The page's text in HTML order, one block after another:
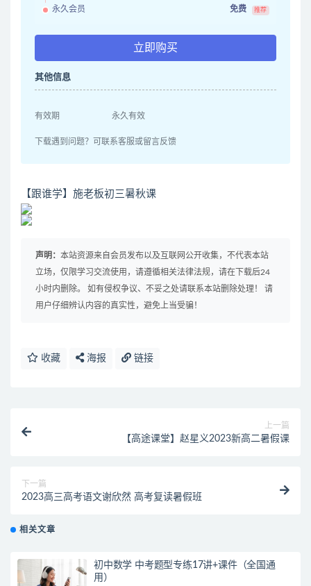
永久会员 免费 推荐
立即购买
其他信息
有效期 永久有效
下载遇到问题？可联系客服或留言反馈
【跟谁学】施老板初三暑秋课
声明： 本站资源来自会员发布以及互联网公开收集，不代表本站
立场，仅限学习交流使用，请遵循相关法律法规，请在下载后24
小时内删除。 如有侵权争议、不妥之处请联系本站删除处理！ 请
用户仔细辨认内容的真实性，避免上当受骗！
收藏 海报 链接
上一篇
【高途课堂】赵星义2023新高二暑假课
下一篇
2023高三高考语文谢欣然 高考复读暑假班
相关文章
初中数学 中考题型专练17讲+课件（全国通
用）